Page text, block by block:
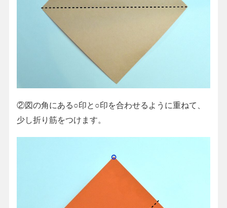
②図の角にある○印と○印を合わせるように重ねて、
少し折り筋をつけます。